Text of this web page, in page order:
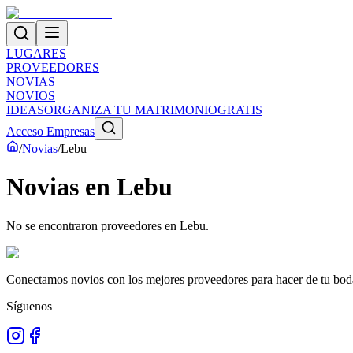
LUGARES
PROVEEDORES
NOVIAS
NOVIOS
IDEASORGANIZA TU MATRIMONIOGRATIS
Acceso Empresas
/Novias/Lebu
Novias en Lebu
No se encontraron proveedores en Lebu.
Conectamos novios con los mejores proveedores para hacer de tu
Síguenos